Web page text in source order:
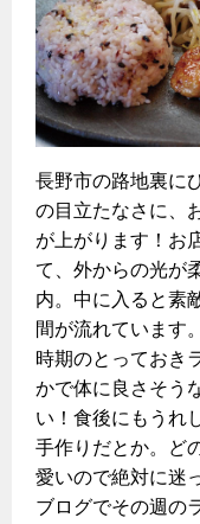
古くなったガス管
正しい接続で安全に
長期使用製品安全
換気と給排気設備
冬季の注意
保安体制
保安体制について
ガス設備安全点検
各種手続き
お引越しのときには
ガス使用開始のご案
長野市の路地裏に
の目立たなさに、
が上がります！お
て、外からの光が
内。中に入ると素
間が流れています
時期のとっておき
かで体に良さそう
い！食後にもうれ
手作りだとか。ど
愛いので絶対に迷
ブログでその週の